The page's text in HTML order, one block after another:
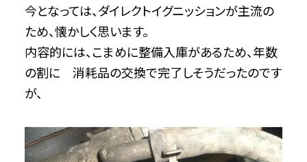
今となっては、ダイレクトイグニッションが主流の
ため、懐かしく思います。
内容的には、こまめに整備入庫があるため、年数
の割に 消耗品の交換で完了しそうだったのです
が、